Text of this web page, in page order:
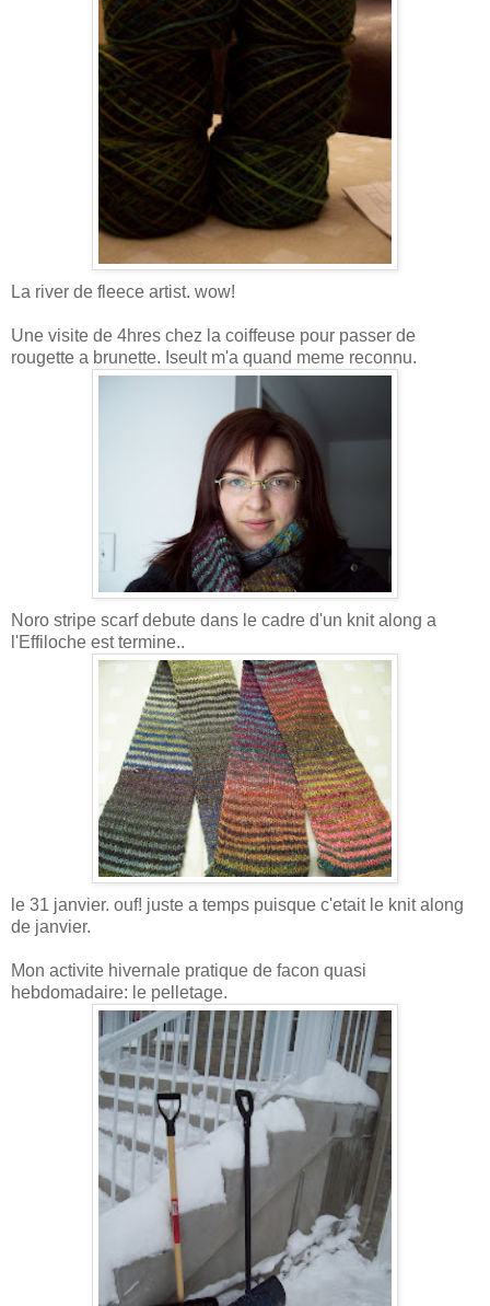
La river de fleece artist. wow!
Une visite de 4hres chez la coiffeuse pour passer de
rougette a brunette. Iseult m'a quand meme reconnu.
Noro stripe scarf debute dans le cadre d'un knit along a
l'Effiloche est termine..
le 31 janvier. ouf! juste a temps puisque c'etait le knit along
de janvier.
Mon activite hivernale pratique de facon quasi
hebdomadaire: le pelletage.